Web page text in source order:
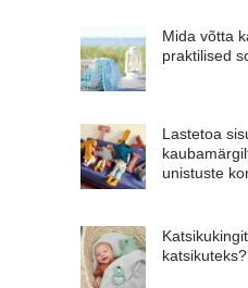
Mida võtta
praktilised
Lastetoa
unistuste
katsikuteks?